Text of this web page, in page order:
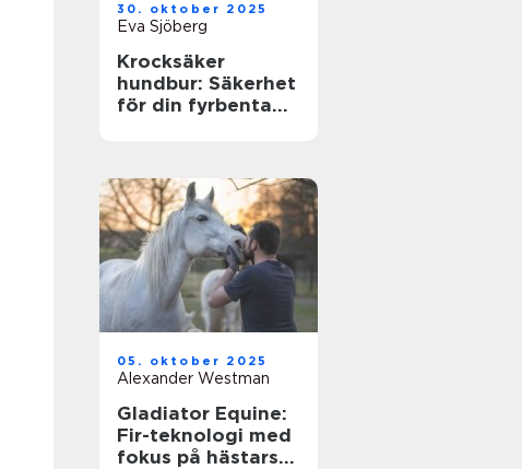
30. oktober 2025
Eva Sjöberg
Krocksäker
hundbur: Säkerhet
för din fyrbenta
05. oktober 2025
Alexander Westman
Gladiator Equine:
Fir-teknologi med
fokus på hästars